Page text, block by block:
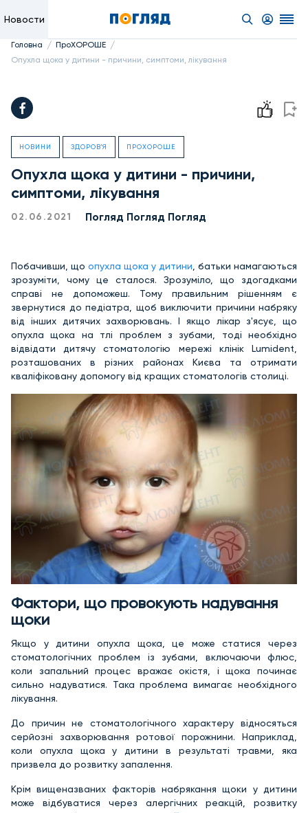
Новости
Головна / ПроХОРОШЕ /
Опухла щока у дитини - причини, симптоми, лікування
НОВИНИ ЗДОРОВ'Я ПРОХОРОШЕ
Опухла щока у дитини - причини,
симптоми, лікування
02.06.2021 Погляд Погляд Погляд
Побачивши, що опухла щока у дитини , батьки намагаються
зрозуміти, чому це сталося. Зрозуміло, що здогадками
справі не допоможеш. Тому правильним рішенням є
звернутися до педіатра, щоб виключити причини набряку
від інших дитячих захворювань. І якщо лікар з'ясує, що
опухла щока на тлі проблем з зубами, тоді необхідно
відвідати дитячу стоматологію мережі клінік Lumident,
розташованих в різних районах Києва та отримати
кваліфіковану допомогу від кращих стоматологів столиці.
Фактори, що провокують надування
щоки
Якщо у дитини опухла щока, це може статися через
стоматологічних проблем із зубами, включаючи флюс,
коли запальний процес вражає окістя, і щока починає
сильно надуватися. Така проблема вимагає необхідного
лікування.
До причин не стоматологічного характеру відносяться
серйозні захворювання ротової порожнини. Наприклад,
коли опухла щока у дитини в результаті травми, яка
призвела до розвитку запалення.
Крім вищеназваних факторів набрякання щоки у дитини
може відбуватися через алергічних реакцій, розвитку